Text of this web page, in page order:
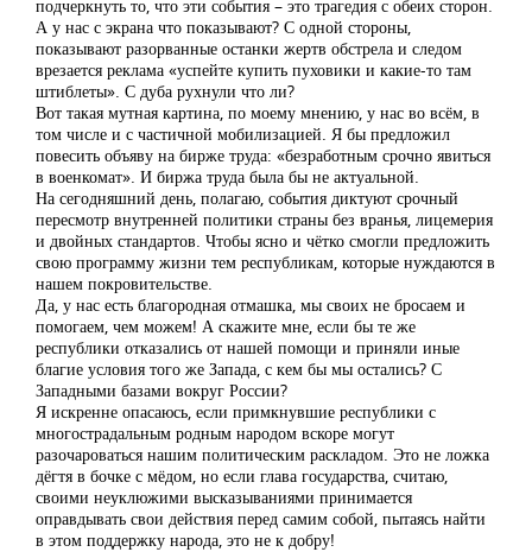
подчеркнуть то, что эти события – это трагедия с обеих сторон.
А у нас с экрана что показывают? С одной стороны,
показывают разорванные останки жертв обстрела и следом
врезается реклама «успейте купить пуховики и какие-то там
штиблеты». С дуба рухнули что ли?
Вот такая мутная картина, по моему мнению, у нас во всём, в
том числе и с частичной мобилизацией. Я бы предложил
повесить объяву на бирже труда: «безработным срочно явиться
в военкомат». И биржа труда была бы не актуальной.
На сегодняшний день, полагаю, события диктуют срочный
пересмотр внутренней политики страны без вранья, лицемерия
и двойных стандартов. Чтобы ясно и чётко смогли предложить
свою программу жизни тем республикам, которые нуждаются в
нашем покровительстве.
Да, у нас есть благородная отмашка, мы своих не бросаем и
помогаем, чем можем! А скажите мне, если бы те же
республики отказались от нашей помощи и приняли иные
благие условия того же Запада, с кем бы мы остались? С
Западными базами вокруг России?
Я искренне опасаюсь, если примкнувшие республики с
многострадальным родным народом вскоре могут
разочароваться нашим политическим раскладом. Это не ложка
дёгтя в бочке с мёдом, но если глава государства, считаю,
своими неуклюжими высказываниями принимается
оправдывать свои действия перед самим собой, пытаясь найти
в этом поддержку народа, это не к добру!